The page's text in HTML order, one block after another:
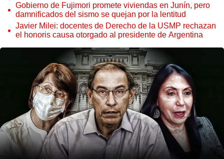
Gobierno de Fujimori promete viviendas en Junín, pero
damnificados del sismo se quejan por la lentitud
Javier Milei: docentes de Derecho de la USMP rechazan
el honoris causa otorgado al presidente de Argentina